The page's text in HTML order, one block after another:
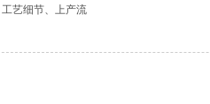
艺细节、上产流